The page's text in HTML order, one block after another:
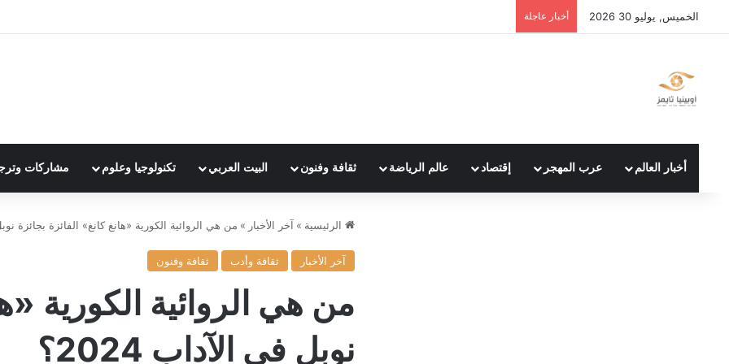
الخميس, يوليو 30 2026 أخبار عاجلة
أخبار العالم عرب المهجر إقتصاد عالم الرياضة ثقافة وفنون البيت العربي تكنولوجيا وعلوم مشاركات
الرئيسية » آخر الأخبار » من هي الروائية الكورية «هانغ كانغ» الفائزة بجائزة نوبل
آخر الأخبار ثقافة وأدب ثقافة وفنون
من هي الروائية الكورية
نوبل في الآداب 2024؟